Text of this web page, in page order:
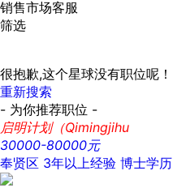
销售市场客服
筛选
很抱歉,这个星球没有职位呢！
重新搜索
- 为你推荐职位 -
启明计划（Qimingjihu
30000-80000元
奉贤区 3年以上经验 博士学历